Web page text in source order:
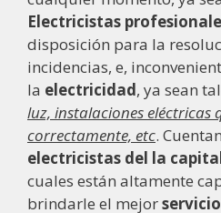
Electricistas
disposición para la
incidencias, e,
la electricidad, ya sean
luz, instalaciones eléctricas
correctamente, etc.
electricistas del la
cuales están altamente
brindarle el mejor